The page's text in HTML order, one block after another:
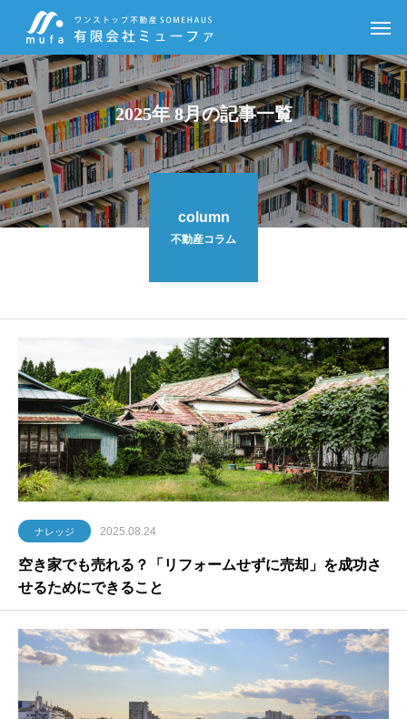
2025年 8月の記事一覧
column
不動産コラム
ナレッジ 2025.08.24
空き家でも売れる？「リフォームせずに売却」を成功さ
せるためにできること